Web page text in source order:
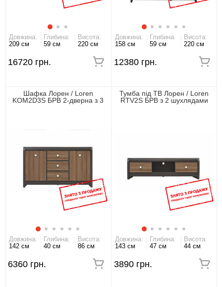
Довжина:
209 см
Глибина:
59 см
Висота:
220 см
16720 грн.
Довжина:
158 см
Глибина:
59 см
Висота:
220 см
12380 грн.
Шафка Лорен / Loren
KOM2D3S БРВ 2-дверна з 3
Довжина:
142 см
Глибина:
40 см
Висота:
86 см
6360 грн.
Тумба під ТВ Лорен / Loren
RTV2S БРВ з 2 шухлядами
Довжина:
143 см
Глибина:
47 см
Висота:
44 см
3890 грн.